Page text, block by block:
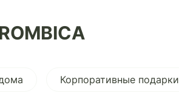
Корпоративные подарки